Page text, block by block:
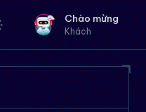
Chào mừng
Khách
❤️
👍